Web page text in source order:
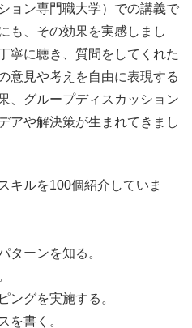
ョン専門職大学）での講義で
も、その効果を実感しまし
寧に聴き、質問をしてくれた
意見や考えを自由に表現する
、グループディスカッション
アや解決策が生まれてきまし
キルを100個紹介していま
ターンを知る。
ングを実施する。
を書く。